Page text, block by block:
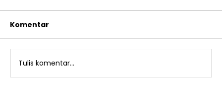
Komentar
Tulis komentar...